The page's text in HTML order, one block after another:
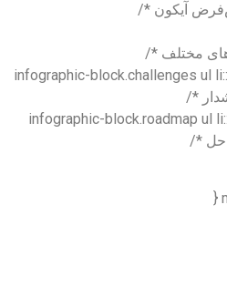
مختلف */
.infographic-block.challenges ul
.infographic-block.roadmap ul